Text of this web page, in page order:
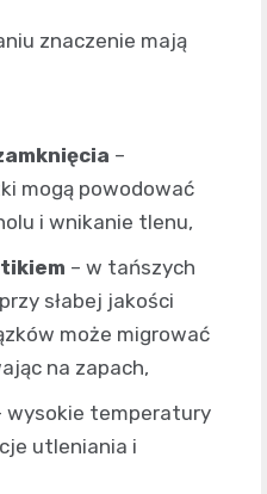
znaczenie mają
–
mogą powodować
i wnikanie tlenu,
– w tańszych
słabej jakości
może migrować
na zapach,
wysokie temperatury
utleniania i